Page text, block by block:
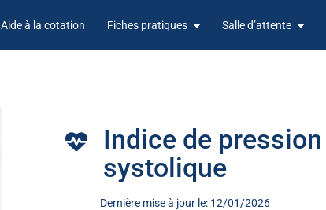
Aide à la cotation Fiches pratiques Salle d’attente
Indice de pression
systolique
Dernière mise à jour le: 12/01/2026